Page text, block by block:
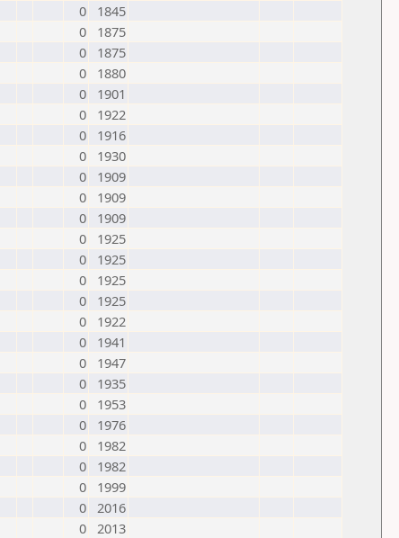
0
1845
0
1875
0
1875
0
1880
0
1901
0
1922
0
1916
0
1930
0
1909
0
1909
0
1909
0
1925
0
1925
0
1925
0
1925
0
1922
0
1941
0
1947
0
1935
0
1953
0
1976
0
1982
0
1982
0
1999
0 2016
0 2013